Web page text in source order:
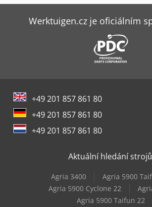
Werktuigen.cz je oficiálním
+49 201 857 861 80
+49 201 857 861 80
+49 201 857 861 80
Aktuální hledání
Agria 3400
Agria 5900
Agria 5900 Cyclone 22
Agria 5900 Taifun 22